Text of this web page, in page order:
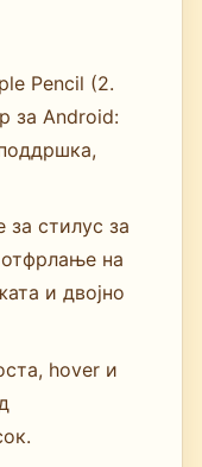
Pencil (2.
за Android:
за стилус за
на
и двојно
hover и